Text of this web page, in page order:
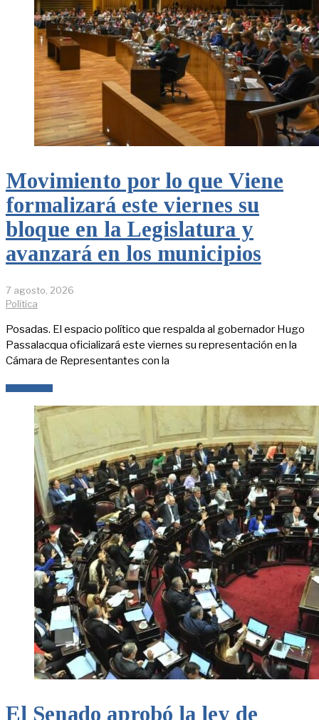
Movimiento por lo que Viene
formalizará este viernes su
bloque en la Legislatura y
avanzará en los municipios
7 agosto, 2026
Política
Posadas. El espacio político que respalda al gobernador Hugo
Passalacqua oficializará este viernes su representación en la
Cámara de Representantes con la
El Senado aprobó la ley de